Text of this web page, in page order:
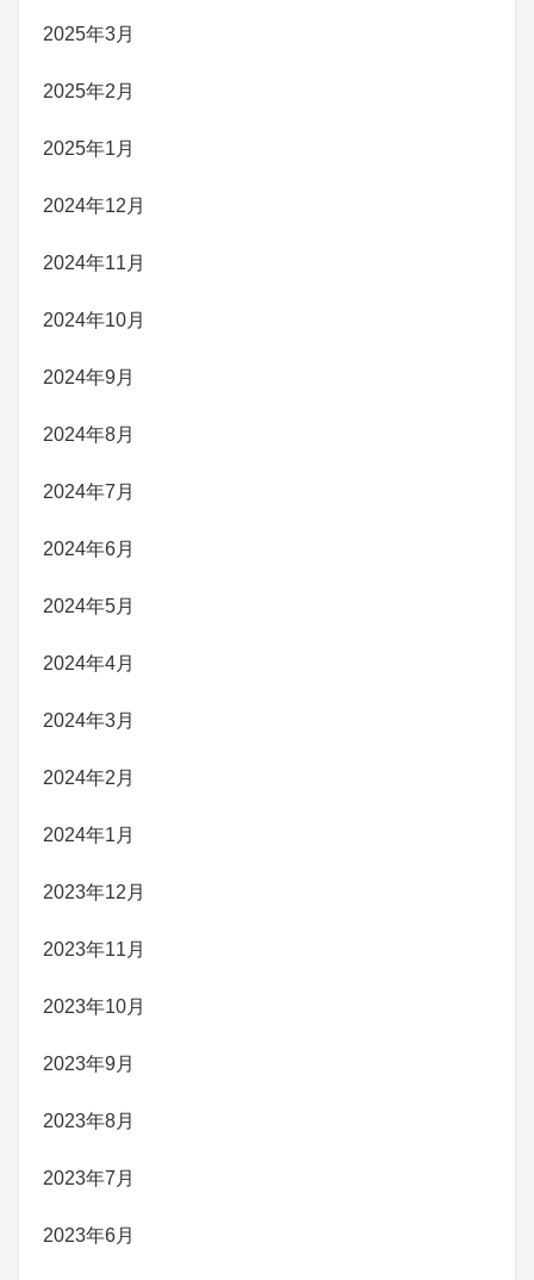
2025年3月
2025年2月
2025年1月
2024年12月
2024年11月
2024年10月
2024年9月
2024年8月
2024年7月
2024年6月
2024年5月
2024年4月
2024年3月
2024年2月
2024年1月
2023年12月
2023年11月
2023年10月
2023年9月
2023年8月
2023年7月
2023年6月